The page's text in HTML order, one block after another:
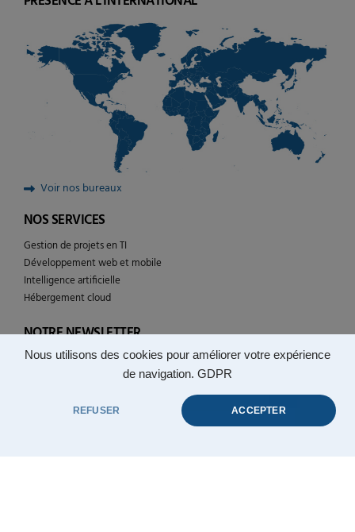
Nous utilisons des cookies pour améliorer votre expérience
de navigation. GDPR
REFUSER ACCEPTER
Voir nos bureaux
NOS SERVICES
Gestion de projets en TI
Développement web et mobile
Intelligence artificielle
Hébergement cloud
NOTRE NEWSLETTER
Suivez l’actualité de YULCOM technologies